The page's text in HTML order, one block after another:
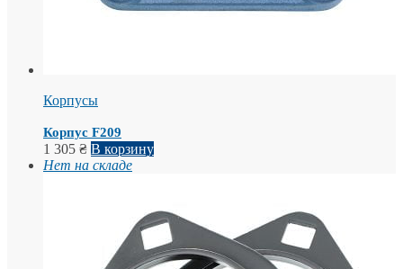
Корпусы
Корпус F209
1 305 ₴ В корзину
Нет на складе